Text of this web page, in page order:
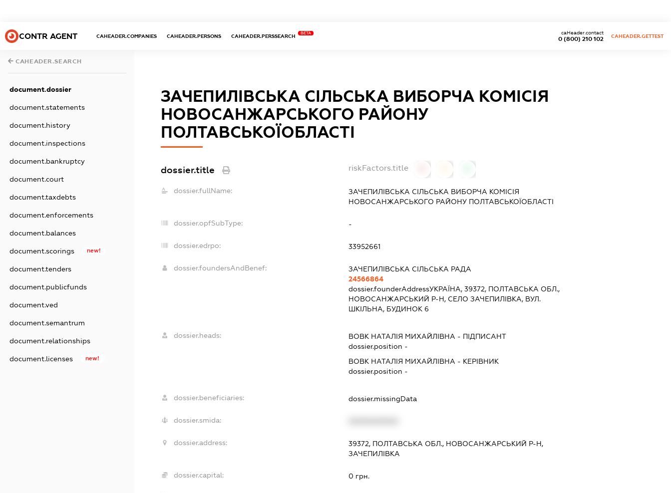
CONTR AGENT CAHEADER.COMPANIES CAHEADER.PERSONS CAHEADER.PERSSEARCH
BETA
0 (800) 210 102
caHeader.contact
CAHEADER.GETTEST
CAHEADER.SEARCH
document.dossier
document.statements
document.history
document.inspections
document.bankruptcy
document.court
document.taxdebts
document.enforcements
document.balances
document.scorings new!
document.tenders
document.publicfunds
document.ved
document.semantrum
document.relationships
document.licenses new!
ЗАЧЕПИЛІВСЬКА СІЛЬСЬКА ВИБОРЧА КОМІСІЯ
НОВОСАНЖАРСЬКОГО РАЙОНУ
ПОЛТАВСЬКОЇОБЛАСТІ
dossier.title riskFactors.title
dossier.fullName:
ЗАЧЕПИЛІВСЬКА СІЛЬСЬКА ВИБОРЧА КОМІСІЯ
НОВОСАНЖАРСЬКОГО РАЙОНУ ПОЛТАВСЬКОЇОБЛАСТІ
dossier.opfSubType: -
dossier.edrpo: 33952661
dossier.foundersAndBenef:
ЗАЧЕПИЛІВСЬКА СІЛЬСЬКА РАДА
24566864
dossier.founderAddressУКРАЇНА, 39372, ПОЛТАВСЬКА ОБЛ.,
НОВОСАНЖАРСЬКИЙ Р-Н, СЕЛО ЗАЧЕПИЛІВКА, ВУЛ.
ШКІЛЬНА, БУДИНОК 6
dossier.heads: ВОВК НАТАЛІЯ МИХАЙЛІВНА - ПІДПИСАНТ
dossier.position -
ВОВК НАТАЛІЯ МИХАЙЛІВНА - КЕРІВНИК
dossier.position -
dossier.beneficiaries: dossier.missingData
dossier.smida:
dossier.address:
39372, ПОЛТАВСЬКА ОБЛ., НОВОСАНЖАРСЬКИЙ Р-Н,
ЗАЧЕПИЛІВКА
dossier.capital: 0 грн.